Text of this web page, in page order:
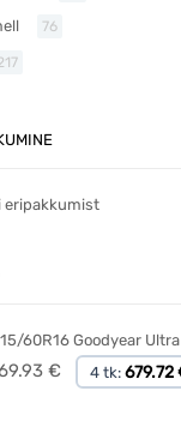
76
eripakkumist
60R16 Goodyear
€ 4 tk: 679.72